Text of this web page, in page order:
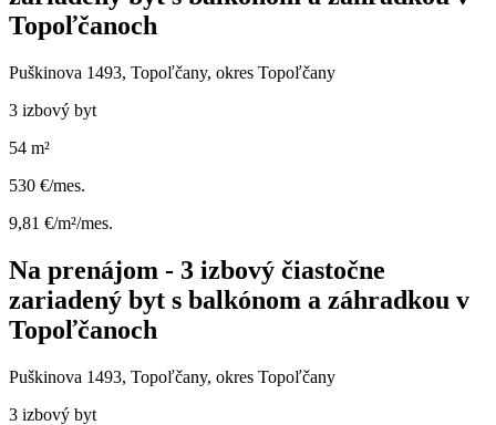
Topoľčanoch
Puškinova 1493, Topoľčany, okres Topoľčany
3 izbový byt
54 m²
530 €/mes.
9,81 €/m²/mes.
Na prenájom - 3 izbový čiastočne
zariadený byt s balkónom a záhradkou v
Topoľčanoch
Puškinova 1493, Topoľčany, okres Topoľčany
3 izbový byt